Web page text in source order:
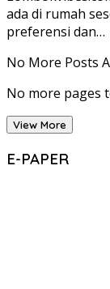
ada di rumah
preferensi dan…
No More Posts
No more pages
View More
E-PAPER